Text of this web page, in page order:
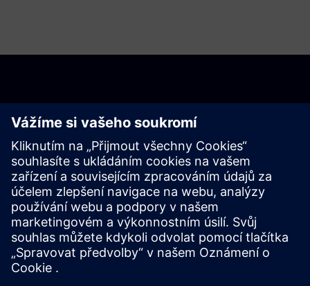
Začít
Kontaktujte nás